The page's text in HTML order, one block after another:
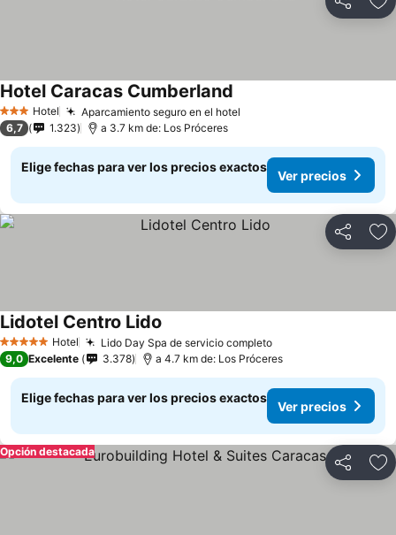
Compartir
3 Estrellas
Hotel Aparcamiento seguro en el hotel
Hotel Caracas Cumberland
6,7 1.323 a 3.7 km de: Los Próceres
Elige fechas para ver los precios exactos
Ver precios
Compartir
5 Estrellas Hotel Lido Day Spa de servicio completo
Lidotel Centro Lido
9,0 Excelente 3.378 a 4.7 km de: Los Próceres
Elige fechas para ver los precios exactos
Ver precios
Compartir
Opción destacada